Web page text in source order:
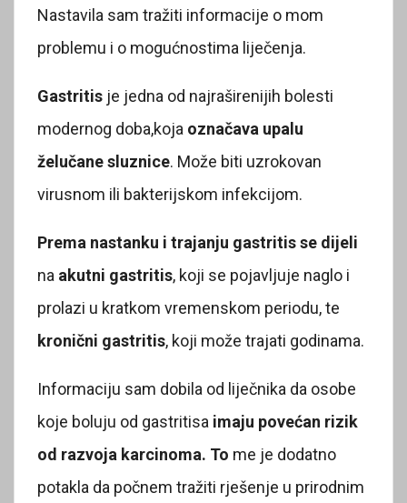
Nastavila sam tražiti informacije o mom
problemu i o mogućnostima liječenja.
Gastritis je jedna od najraširenijih bolesti
modernog doba,koja označava upalu
želučane sluznice. Može biti uzrokovan
virusnom ili bakterijskom infekcijom.
Prema nastanku i trajanju gastritis se dijeli
na akutni gastritis, koji se pojavljuje naglo i
prolazi u kratkom vremenskom periodu, te
kronični gastritis, koji može trajati godinama.
Informaciju sam dobila od liječnika da osobe
koje boluju od gastritisa imaju povećan rizik
od razvoja karcinoma. To me je dodatno
potakla da počnem tražiti rješenje u prirodnim